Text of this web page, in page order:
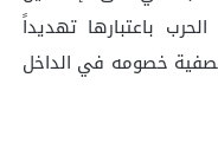
باعتبارها تهديداً
خصومه في الداخل